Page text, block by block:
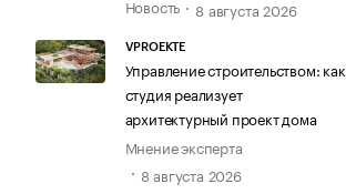
Новость 8 августа 2026
VPROEKTE
Управление строительством: как
студия реализует
архитектурный проект дома
Мнение эксперта
8 августа 2026